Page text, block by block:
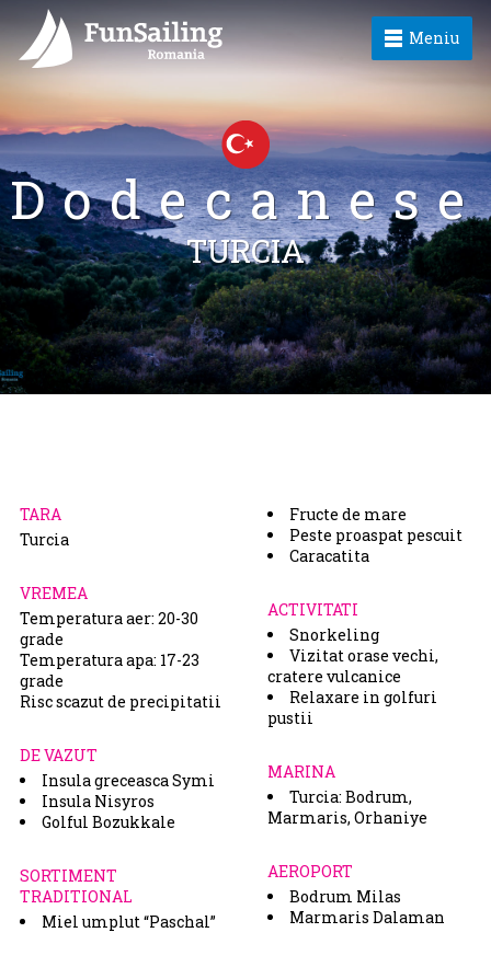
Meniu
Dodecanese
TURCIA
TARA
Turcia
VREMEA
Temperatura aer: 20-30
grade
Temperatura apa: 17-23
grade
Risc scazut de precipitatii
DE VAZUT
Insula greceasca Symi
Insula Nisyros
Golful Bozukkale
SORTIMENT
TRADITIONAL
Miel umplut “Paschal”
Fructe de mare
Peste proaspat pescuit
Caracatita
ACTIVITATI
Snorkeling
Vizitat orase vechi,
cratere vulcanice
Relaxare in golfuri
pustii
MARINA
Turcia: Bodrum,
Marmaris, Orhaniye
AEROPORT
Bodrum Milas
Marmaris Dalaman